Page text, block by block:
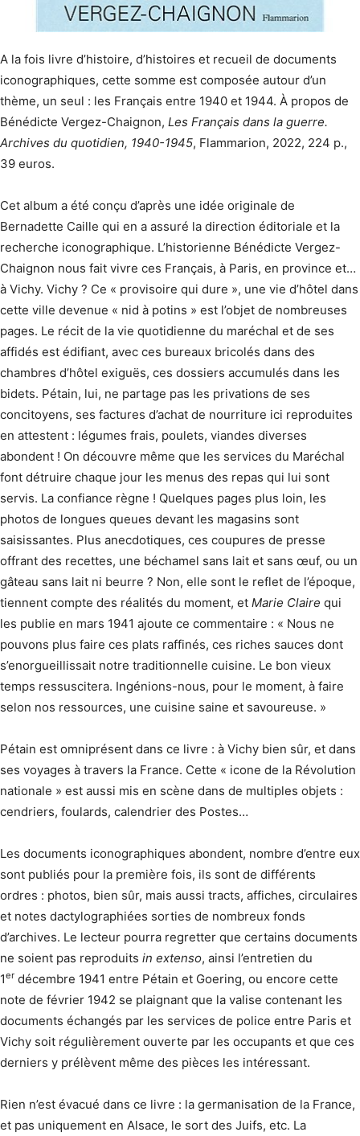
A la fois livre d’histoire, d’histoires et recueil de documents
iconographiques, cette somme est composée autour d’un
thème, un seul : les Français entre 1940 et 1944. À propos de
Bénédicte Vergez-Chaignon, Les Français dans la guerre.
Archives du quotidien, 1940-1945, Flammarion, 2022, 224 p.,
39 euros.
Cet album a été conçu d’après une idée originale de
Bernadette Caille qui en a assuré la direction éditoriale et la
recherche iconographique. L’historienne Bénédicte Vergez-
Chaignon nous fait vivre ces Français, à Paris, en province et…
à Vichy. Vichy ? Ce « provisoire qui dure », une vie d’hôtel dans
cette ville devenue « nid à potins » est l’objet de nombreuses
pages. Le récit de la vie quotidienne du maréchal et de ses
affidés est édifiant, avec ces bureaux bricolés dans des
chambres d’hôtel exiguës, ces dossiers accumulés dans les
bidets. Pétain, lui, ne partage pas les privations de ses
concitoyens, ses factures d’achat de nourriture ici reproduites
en attestent : légumes frais, poulets, viandes diverses
abondent ! On découvre même que les services du Maréchal
font détruire chaque jour les menus des repas qui lui sont
servis. La confiance règne ! Quelques pages plus loin, les
photos de longues queues devant les magasins sont
saisissantes. Plus anecdotiques, ces coupures de presse
offrant des recettes, une béchamel sans lait et sans œuf, ou un
gâteau sans lait ni beurre ? Non, elle sont le reflet de l’époque,
tiennent compte des réalités du moment, et Marie Claire qui
les publie en mars 1941 ajoute ce commentaire : « Nous ne
pouvons plus faire ces plats raffinés, ces riches sauces dont
s’enorgueillissait notre traditionnelle cuisine. Le bon vieux
temps ressuscitera. Ingénions-nous, pour le moment, à faire
selon nos ressources, une cuisine saine et savoureuse. »
Pétain est omniprésent dans ce livre : à Vichy bien sûr, et dans
ses voyages à travers la France. Cette « icone de la Révolution
nationale » est aussi mis en scène dans de multiples objets :
cendriers, foulards, calendrier des Postes…
Les documents iconographiques abondent, nombre d’entre eux
sont publiés pour la première fois, ils sont de différents
ordres : photos, bien sûr, mais aussi tracts, affiches, circulaires
et notes dactylographiées sorties de nombreux fonds
d’archives. Le lecteur pourra regretter que certains documents
ne soient pas reproduits in extenso, ainsi l’entretien du
1er décembre 1941 entre Pétain et Goering, ou encore cette
note de février 1942 se plaignant que la valise contenant les
documents échangés par les services de police entre Paris et
Vichy soit régulièrement ouverte par les occupants et que ces
derniers y prélèvent même des pièces les intéressant.
Rien n’est évacué dans ce livre : la germanisation de la France,
et pas uniquement en Alsace, le sort des Juifs, etc. La